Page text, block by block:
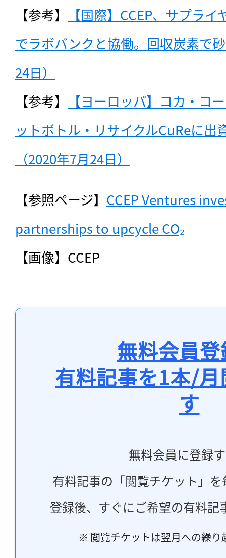
【参考】
【国際】CCEP、サプラ
でラボバンクと協働。回収炭素で
24日）
【参考】
【ヨーロッパ】コカ・コ
ットボトル・リサイクルCuReに出
（2020年7月24日）
【参照ページ】 CCEP Ventures
partnerships to upcycle CO₂
【画像】CCEP
無料会員
有料記事を1本/
す
無料会員に登録
有料記事の「閲覧チケット」
登録後、すぐにご希望の有料記
※ 閲覧チケットは翌月への繰り